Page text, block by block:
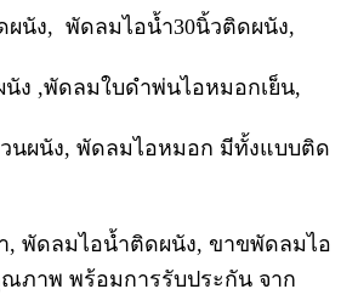
ผนัง, พัดลมไอน้ำ30นิ้วติดผนัง,
ง ,พัดลมใบดำพ่นไอหมอกเย็น,
นผนัง, พัดลมไอหมอก มีทั้งแบบติด
, พัดลมไอน้ำติดผนัง, ขาขพัดลมไอ
ภาพ พร้อมการรับประกัน จาก